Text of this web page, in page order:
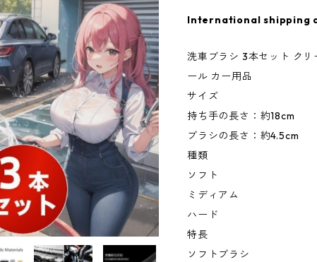
International shipping
洗車ブラシ 3本セット ク
ール カー用品
サイズ
持ち手の長さ：約18cm
ブラシの長さ：約4.5cm
種類
ソフト
ミディアム
ハード
特長
ソフトブラシ